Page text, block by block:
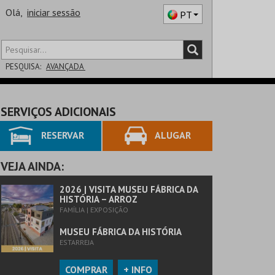
Olá, iniciar sessão PT
PESQUISA: AVANÇADA
SALA
SERVIÇOS ADICIONAIS
RESERVAR ALUGAR
VEJA AINDA:
2026 | VISITA MUSEU FÁBRICA DA
HISTÓRIA – ARROZ
FAMÍLIA | EXPOSIÇÃO
MUSEU FÁBRICA DA HISTÓRIA
ESTARREJA
COMPRAR + INFO